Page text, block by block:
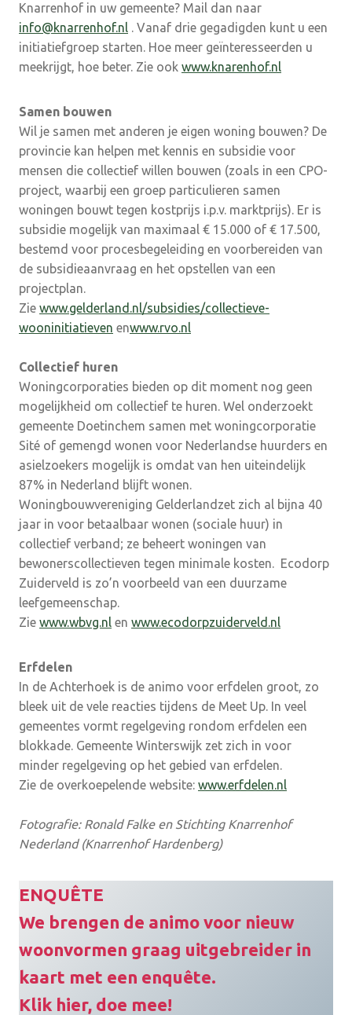
Knarrenhof in uw gemeente? Mail dan naar
info@knarrenhof.nl . Vanaf drie gegadigden kunt u een
initiatiefgroep starten. Hoe meer geïnteresseerden u
meekrijgt, hoe beter. Zie ook www.knarenhof.nl
Samen bouwen
Wil je samen met anderen je eigen woning bouwen? De
provincie kan helpen met kennis en subsidie voor
mensen die collectief willen bouwen (zoals in een CPO-
project, waarbij een groep particulieren samen
woningen bouwt tegen kostprijs i.p.v. marktprijs). Er is
subsidie mogelijk van maximaal € 15.000 of € 17.500,
bestemd voor procesbegeleiding en voorbereiden van
de subsidieaanvraag en het opstellen van een
projectplan.
Zie www.gelderland.nl/subsidies/collectieve-
wooninitiatieven enwww.rvo.nl
Collectief huren
Woningcorporaties bieden op dit moment nog geen
mogelijkheid om collectief te huren. Wel onderzoekt
gemeente Doetinchem samen met woningcorporatie
Sité of gemengd wonen voor Nederlandse huurders en
asielzoekers mogelijk is omdat van hen uiteindelijk
87% in Nederland blijft wonen.
Woningbouwvereniging Gelderlandzet zich al bijna 40
jaar in voor betaalbaar wonen (sociale huur) in
collectief verband; ze beheert woningen van
bewonerscollectieven tegen minimale kosten. Ecodorp
Zuiderveld is zo’n voorbeeld van een duurzame
leefgemeenschap.
Zie www.wbvg.nl en www.ecodorpzuiderveld.nl
Erfdelen
In de Achterhoek is de animo voor erfdelen groot, zo
bleek uit de vele reacties tijdens de Meet Up. In veel
gemeentes vormt regelgeving rondom erfdelen een
blokkade. Gemeente Winterswijk zet zich in voor
minder regelgeving op het gebied van erfdelen.
Zie de overkoepelende website: www.erfdelen.nl
Fotografie: Ronald Falke en Stichting Knarrenhof
Nederland (Knarrenhof Hardenberg)
ENQUÊTE
We brengen de animo voor nieuw
woonvormen graag uitgebreider in
kaart met een enquête.
Klik hier, doe mee!